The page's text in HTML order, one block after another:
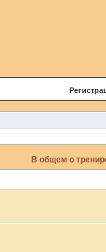
В общем о